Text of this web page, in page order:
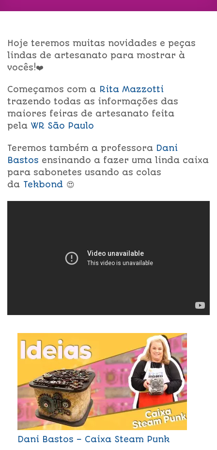
Hoje teremos muitas novidades e peças
lindas de artesanato para mostrar à
vocês!❤️
Começamos com a Rita Mazzotti
trazendo todas as informações das
maiores feiras de artesanato feita
pela WR São Paulo
Teremos também a professora Dani
Bastos ensinando a fazer uma linda caixa
para sabonetes usando as colas
da Tekbond 😍
Dani Bastos – Caixa Steam Punk